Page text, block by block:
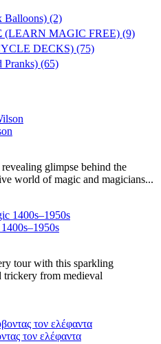
Balloons) (2)
MAGIC FREE) (9)
DECKS) (75)
(65)
glimpse behind the
world of magic and magicians...
tour with this sparkling
trickery from medieval
τον ελέφαντα